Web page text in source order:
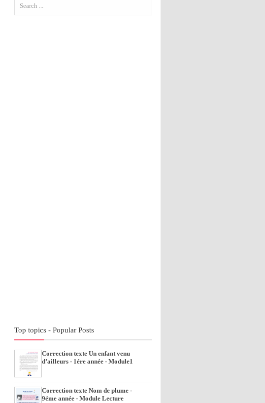
Top topics - Popular Posts
Correction texte Un enfant venu
d’ailleurs - 1ére année - Module1
Correction texte Nom de plume -
9éme année - Module Lecture